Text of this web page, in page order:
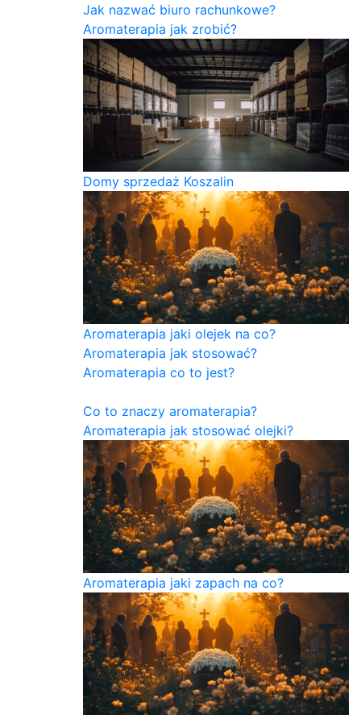
Jak nazwać biuro rachunkowe?
Aromaterapia jak zrobić?
Domy sprzedaż Koszalin
Aromaterapia jaki olejek na co?
Aromaterapia jak stosować?
Aromaterapia co to jest?
Co to znaczy aromaterapia?
Aromaterapia jak stosować olejki?
Aromaterapia jaki zapach na co?